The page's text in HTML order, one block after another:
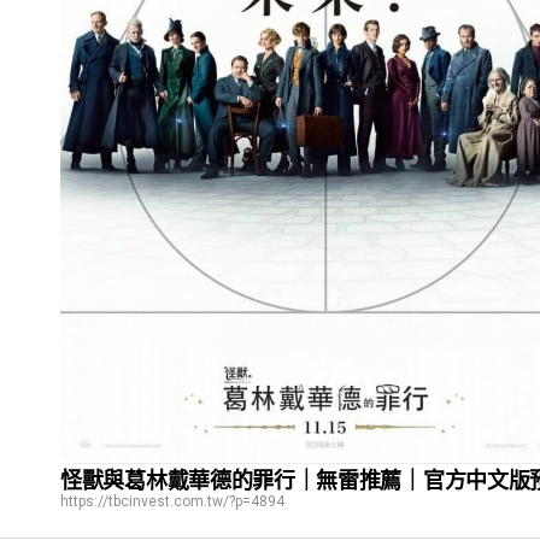
怪獸與葛林戴華德的罪行｜無雷推薦｜官方中文版
https://tbcinvest.com.tw/?p=4894